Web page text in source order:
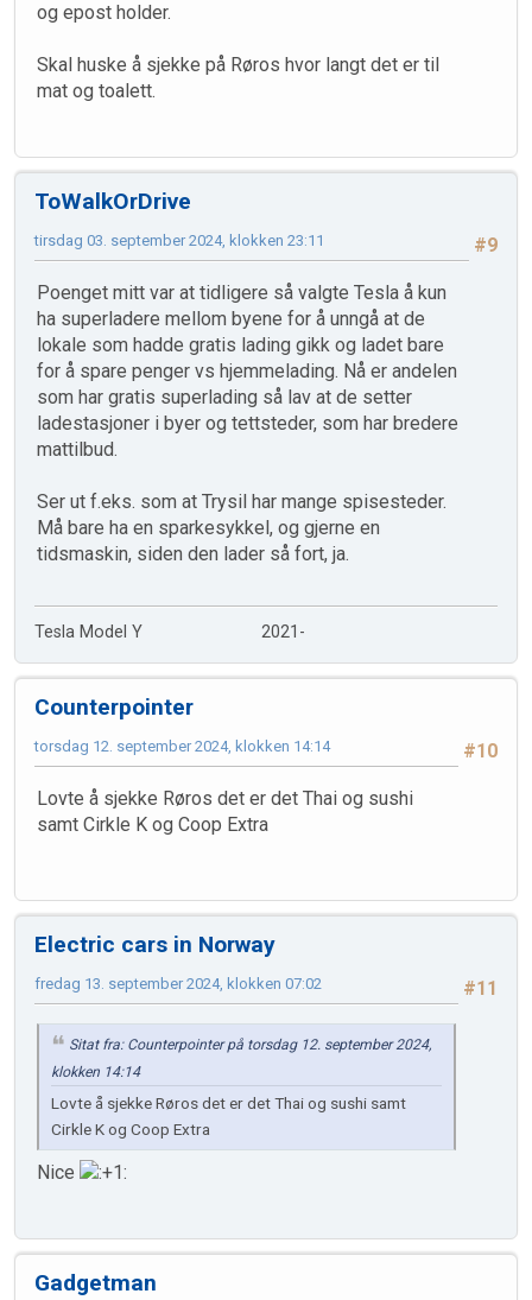
og epost holder.
Skal huske å sjekke på Røros hvor langt det er til
mat og toalett.
ToWalkOrDrive
#9
tirsdag 03. september 2024, klokken 23:11
Poenget mitt var at tidligere så valgte Tesla å kun
ha superladere mellom byene for å unngå at de
lokale som hadde gratis lading gikk og ladet bare
for å spare penger vs hjemmelading. Nå er andelen
som har gratis superlading så lav at de setter
ladestasjoner i byer og tettsteder, som har bredere
mattilbud.
Ser ut f.eks. som at Trysil har mange spisesteder.
Må bare ha en sparkesykkel, og gjerne en
tidsmaskin, siden den lader så fort, ja.
Tesla Model Y 2021-
Counterpointer
#10
torsdag 12. september 2024, klokken 14:14
Lovte å sjekke Røros det er det Thai og sushi
samt Cirkle K og Coop Extra
Electric cars in Norway
#11
fredag 13. september 2024, klokken 07:02
Sitat fra: Counterpointer på torsdag 12. september 2024,
klokken 14:14
Lovte å sjekke Røros det er det Thai og sushi samt
Cirkle K og Coop Extra
Nice
Gadgetman